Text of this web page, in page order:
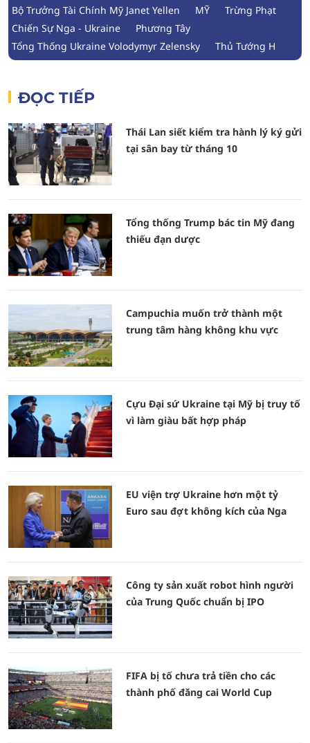
Bộ Trưởng Tài Chính Mỹ Janet Yellen MỸ
Trừng Phạt
Chiến Sự Nga - Ukraine
Phương Tây
Tổng Thống Ukraine Volodymyr Zelensky
Thủ Tướng H
ĐỌC TIẾP
Thái Lan siết kiểm tra hành lý ký gửi
tại sân bay từ tháng 10
Tổng thống Trump bác tin Mỹ đang
thiếu đạn dược
Campuchia muốn trở thành một
trung tâm hàng không khu vực
Cựu Đại sứ Ukraine tại Mỹ bị truy tố
vì làm giàu bất hợp pháp
EU viện trợ Ukraine hơn một tỷ
Euro sau đợt không kích của Nga
Công ty sản xuất robot hình người
của Trung Quốc chuẩn bị IPO
FIFA bị tố chưa trả tiền cho các
thành phố đăng cai World Cup